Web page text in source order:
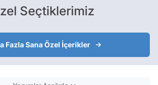
Seçtiklerimiz
Fazla Sana Özel İçerikler